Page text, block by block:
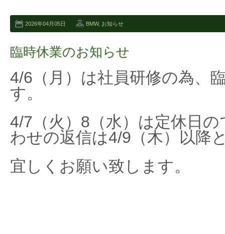
2026年04月05日 BMW, お知らせ
臨時休業のお知らせ
4/6（月）は社員研修の為、
す。
4/7（火）8（水）は定休日
わせの返信は4/9（木）以降
宜しくお願い致します。